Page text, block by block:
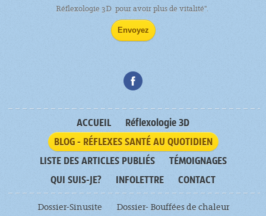
Réflexologie 3D pour avoir plus de vitalité".
ACCUEIL
Réflexologie 3D
BLOG - RÉFLEXES SANTÉ AU QUOTIDIEN
LISTE DES ARTICLES PUBLIÉS
TÉMOIGNAGES
QUI SUIS-JE?
INFOLETTRE CONTACT
Dossier-Sinusite Dossier- Bouffées de chaleur